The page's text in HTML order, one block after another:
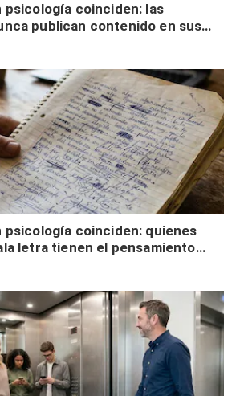
psicología coinciden: las
publican contenido en sus
pretenden buscar validación
psicología coinciden: quienes
letra tienen el pensamiento
hacen por desinterés